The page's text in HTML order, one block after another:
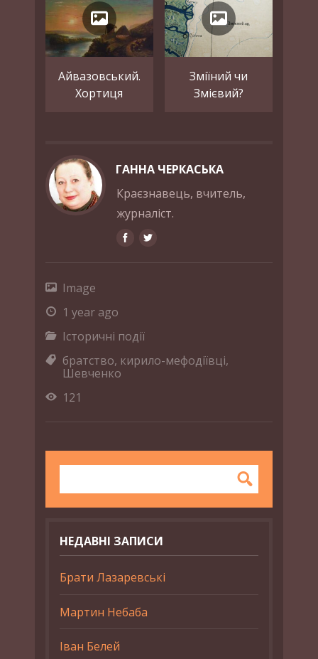
Айвазовський.
Хортиця
Зміїний чи
Змієвий?
ГАННА ЧЕРКАСЬКА
Краєзнавець, вчитель,
журналіст.
Image
1 year ago
Історичні події
братство, кирило-мефодіївці,
Шевченко
121
НЕДАВНІ ЗАПИСИ
Брати Лазаревські
Мартин Небаба
Іван Белей